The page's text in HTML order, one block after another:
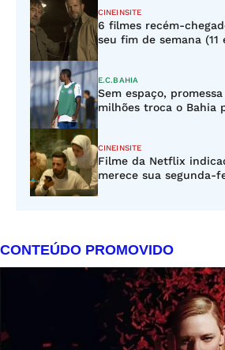
CINEINSITE
6 filmes recém-
seu fim de semana (11
E.C.BAHIA
Sem espaço,
milhões troca o Bahia
CINEINSITE
Filme da Netflix
merece sua segunda-